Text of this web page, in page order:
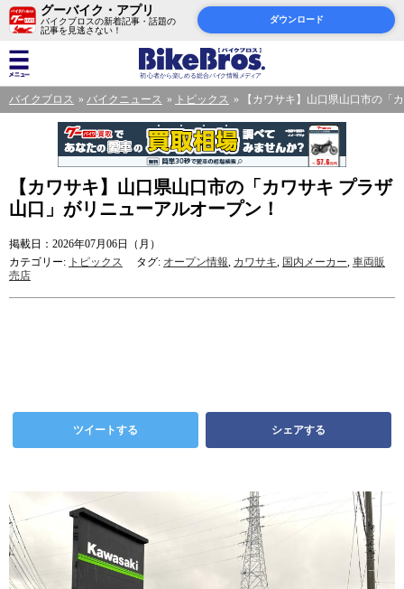
グーバイク・アプリ
バイクブロスの新着記事・話題の
記事を見逃さない！
ダウンロード
バイクブロス バイクニュース トピックス 【カワサキ】山口県山口市の「
【カワサキ】山口県山口市の「カワサキ プラザ
山口」がリニューアルオープン！
掲載日：2026年07月06日（月）
カテゴリー: トピックス タグ: オープン情報, カワサキ, 国内メーカー, 車両販
売店
ツイートする シェアする